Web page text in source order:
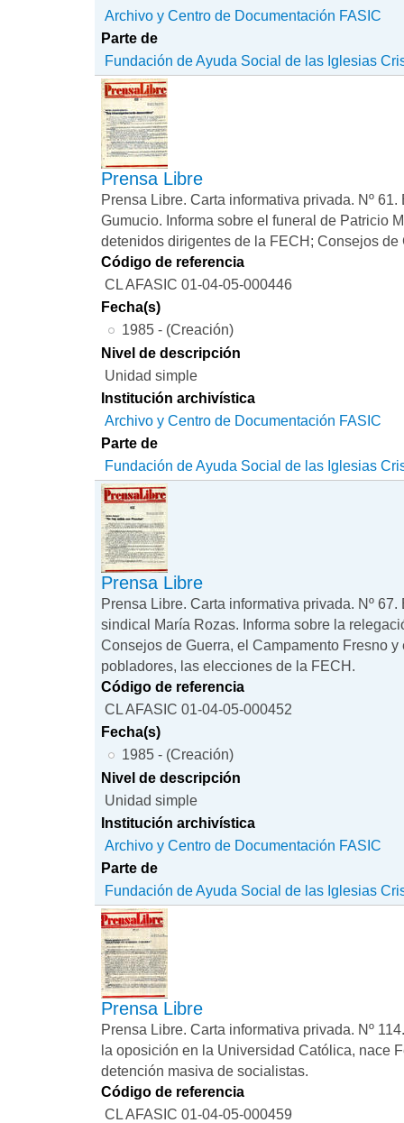
Archivo y Centro de Documentación FASIC
Parte de
Fundación de Ayuda Social de las Iglesias
Prensa Libre
Prensa Libre. Carta informativa privada. Nº
Gumucio. Informa sobre el funeral de Patricio
detenidos dirigentes de la FECH; Consejos de
Código de referencia
CL AFASIC 01-04-05-000446
Fecha(s)
1985 - (Creación)
Nivel de descripción
Unidad simple
Institución archivística
Archivo y Centro de Documentación FASIC
Parte de
Fundación de Ayuda Social de las Iglesias
Prensa Libre
Prensa Libre. Carta informativa privada. Nº
sindical María Rozas. Informa sobre la
Consejos de Guerra, el Campamento Fresno
pobladores, las elecciones de la FECH.
Código de referencia
CL AFASIC 01-04-05-000452
Fecha(s)
1985 - (Creación)
Nivel de descripción
Unidad simple
Institución archivística
Archivo y Centro de Documentación FASIC
Parte de
Fundación de Ayuda Social de las Iglesias
Prensa Libre
Prensa Libre. Carta informativa privada. Nº
la oposición en la Universidad Católica, nace
detención masiva de socialistas.
Código de referencia
CL AFASIC 01-04-05-000459